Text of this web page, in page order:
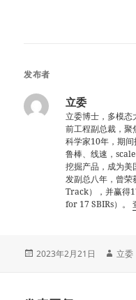
发布者
立委
立委博士，多模态
前工程副总裁，聚
科学家10年，期
鲁棒、线速，
挖掘产品，成为
发副总八年，曾荣
Track），并赢得
for 17 SBIRs）。
发
2023年2月21日
作
立委